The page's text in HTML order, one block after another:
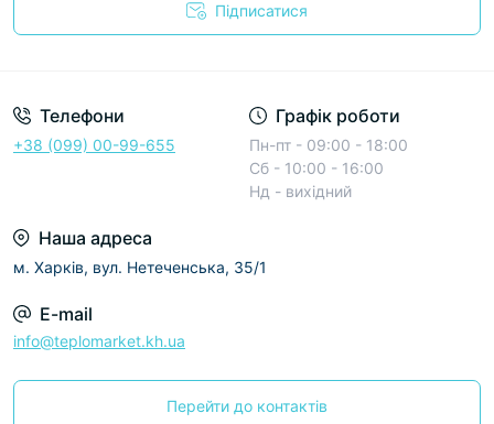
Підписатися
Телефони
+38 (099) 00-99-655
Графік роботи
Пн-пт - 09:00 - 18:00
Сб - 10:00 - 16:00
Нд - вихідний
Наша адреса
м. Харків, вул. Нетеченська, 35/1
E-mail
info@teplomarket.kh.ua
Перейти до контактів